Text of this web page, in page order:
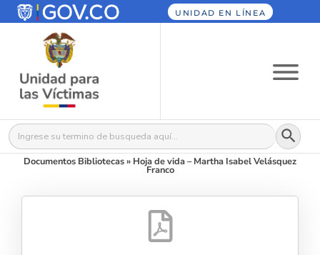
UNIDAD EN LÍNEA
Buscar: Botón
Documentos Bibliotecas» Hoja de vida – Martha Isabel Velásquez
Franco